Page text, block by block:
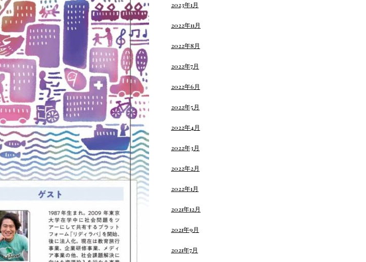
2023年1月
2022年11月
2022年8月
2022年7月
2022年6月
2022年5月
2022年4月
2022年3月
2022年2月
2022年1月
2021年12月
2021年9月
2021年7月